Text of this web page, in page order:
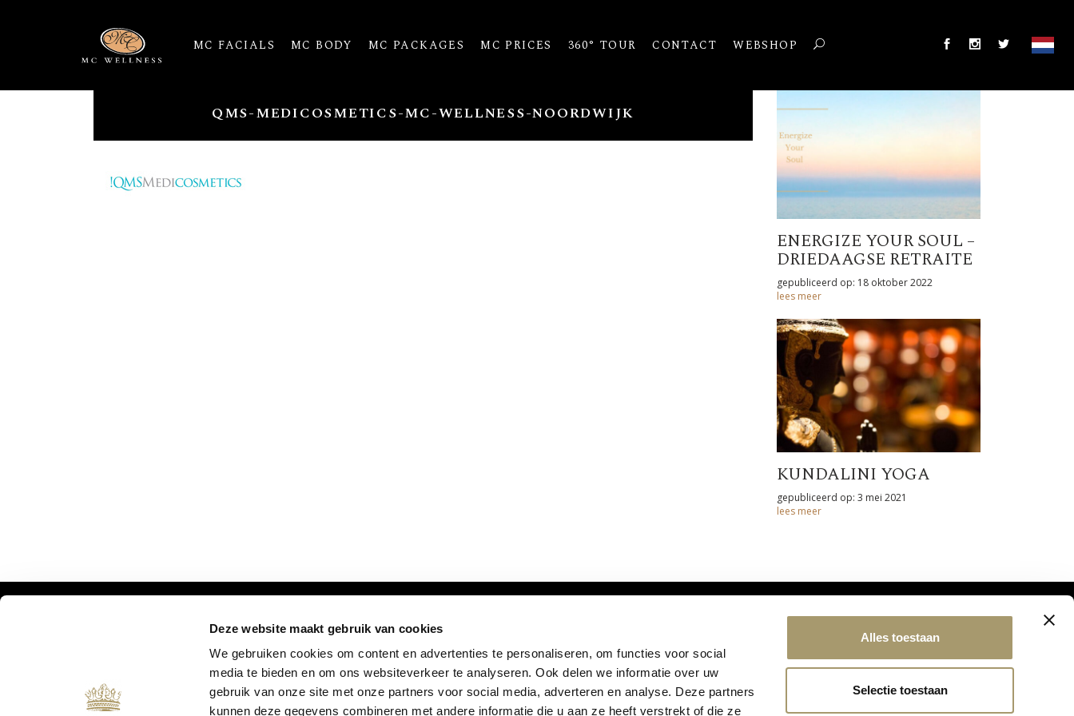
Deze website maakt gebruik van cookies
We gebruiken cookies om content en advertenties te personaliseren, om functies voor social
media te bieden en om ons websiteverkeer te analyseren. Ook delen we informatie over uw
gebruik van onze site met onze partners voor social media, adverteren en analyse. Deze partners
kunnen deze gegevens combineren met andere informatie die u aan ze heeft verstrekt of die ze
Alles toestaan
Selectie toestaan
MC FACIALS MC BODY MC PACKAGES MC PRICES 360° TOUR CONTACT WEBSHOP
QMS-MEDICOSMETICS-MC-WELLNESS-NOORDWIJK
ENERGIZE YOUR SOUL –
DRIEDAAGSE RETRAITE
gepubliceerd op: 18 oktober 2022
lees meer
KUNDALINI YOGA
gepubliceerd op: 3 mei 2021
lees meer